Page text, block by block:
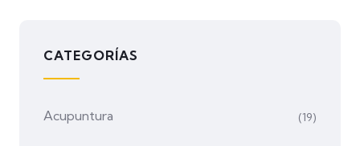
CATEGORÍAS
Acupuntura (19)